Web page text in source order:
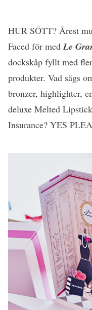
HUR SÖTT? Årest
Faced för medLe
dockskåp fyllt med
produkter. Vad sägs
bronzer, highlighter,
deluxe Melted
Insurance? YES